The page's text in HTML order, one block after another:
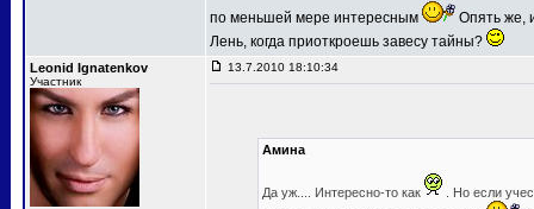
по меньшей мере интересным
Опять же,
Лень, когда приоткроешь завесу тайны?
Leonid Ignatenkov
Участник
13.7.2010 18:10:34
Амина
Да уж.... Интересно-то как
. Но если